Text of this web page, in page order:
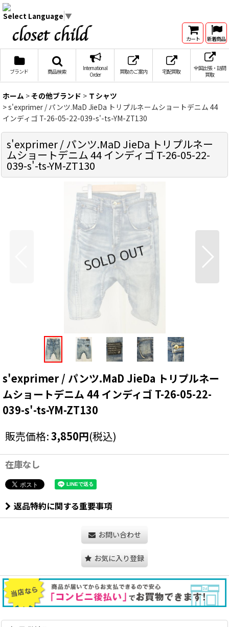
Select Language ▼
カート 新着商品
ブランド 商品検索
International
Order
買取のご案内 宅配買取
全国出張・訪問
買取
ホーム >その他ブランド > Ｔシャツ
>s'exprimer / パンツ.MaD JieDa トリプルネームショートデニム 44
インディゴ T-26-05-22-039-s'-ts-YM-ZT130
s'exprimer / パンツ.MaD JieDa トリプルネー
ムショートデニム 44 インディゴ T-26-05-22-
039-s'-ts-YM-ZT130
s'exprimer / パンツ.MaD JieDa トリプルネー
ムショートデニム 44 インディゴ T-26-05-22-
039-s'-ts-YM-ZT130
販売価格:3,850円(税込)
在庫なし
返品特約に関する重要事項
お問い合わせ
お気に入り登録